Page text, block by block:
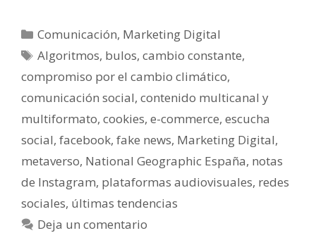
Categorías
Comunicación, Marketing Digital
Etiquetas
Algoritmos, bulos,cambio constante,
compromiso por el cambio climático,
comunicación social, contenido multicanal y
multiformato, cookies, e-commerce, escucha
social, facebook, fake news, Marketing Digital,
metaverso, National Geographic España, notas
de Instagram, plataformas audiovisuales, redes
sociales, últimas tendencias
Deja un comentario